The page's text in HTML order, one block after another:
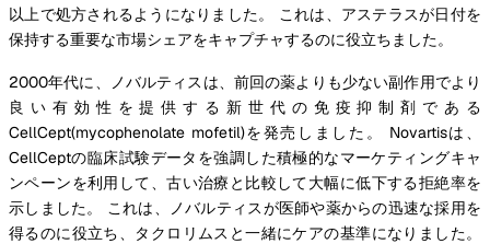
以上で処方されるようになりました。 これは、アステラスが日付を
保持する重要な市場シェアをキャプチャするのに役立ちました。
2000年代に、ノバルティスは、前回の薬よりも少ない副作用でより
良い有効性を提供する新世代の免疫抑制剤である
CellCept(mycophenolate mofetil)を発売しました。 Novartisは、
CellCeptの臨床試験データを強調した積極的なマーケティングキャ
ンペーンを利用して、古い治療と比較して大幅に低下する拒絶率を
示しました。 これは、ノバルティスが医師や薬からの迅速な採用を
得るのに役立ち、タクロリムスと一緒にケアの基準になりました。